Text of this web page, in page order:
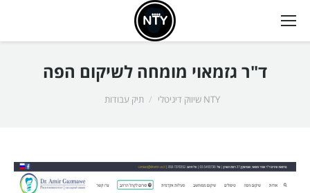
ד"ר גזמאוי מומחה לשיקום הפה
NTY שיווק דיגיטלי תיק עבודות